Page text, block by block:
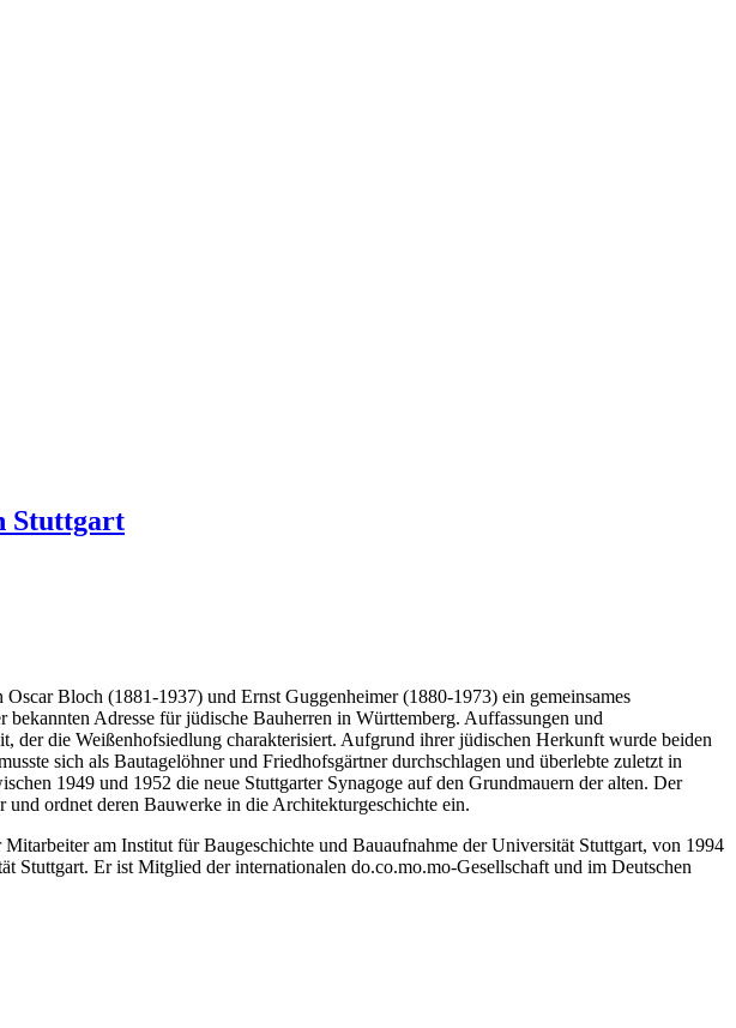
Stuttgart
Bloch (1881-1937) und Ernst Guggenheimer (1880-1973) ein gemeinsames
Adresse für jüdische Bauherren in Württemberg. Auffassungen und
der die Weißenhofsiedlung charakterisiert. Aufgrund ihrer jüdischen Herkunft wurde beiden
sich als Bautagelöhner und Friedhofsgärtner durchschlagen und überlebte zuletzt in
1949 und 1952 die neue Stuttgarter Synagoge auf den Grundmauern der alten. Der
ordnet deren Bauwerke in die Architekturgeschichte ein.
am Institut für Baugeschichte und Bauaufnahme der Universität Stuttgart, von 1994
Stuttgart. Er ist Mitglied der internationalen do.co.mo.mo-Gesellschaft und im Deutschen